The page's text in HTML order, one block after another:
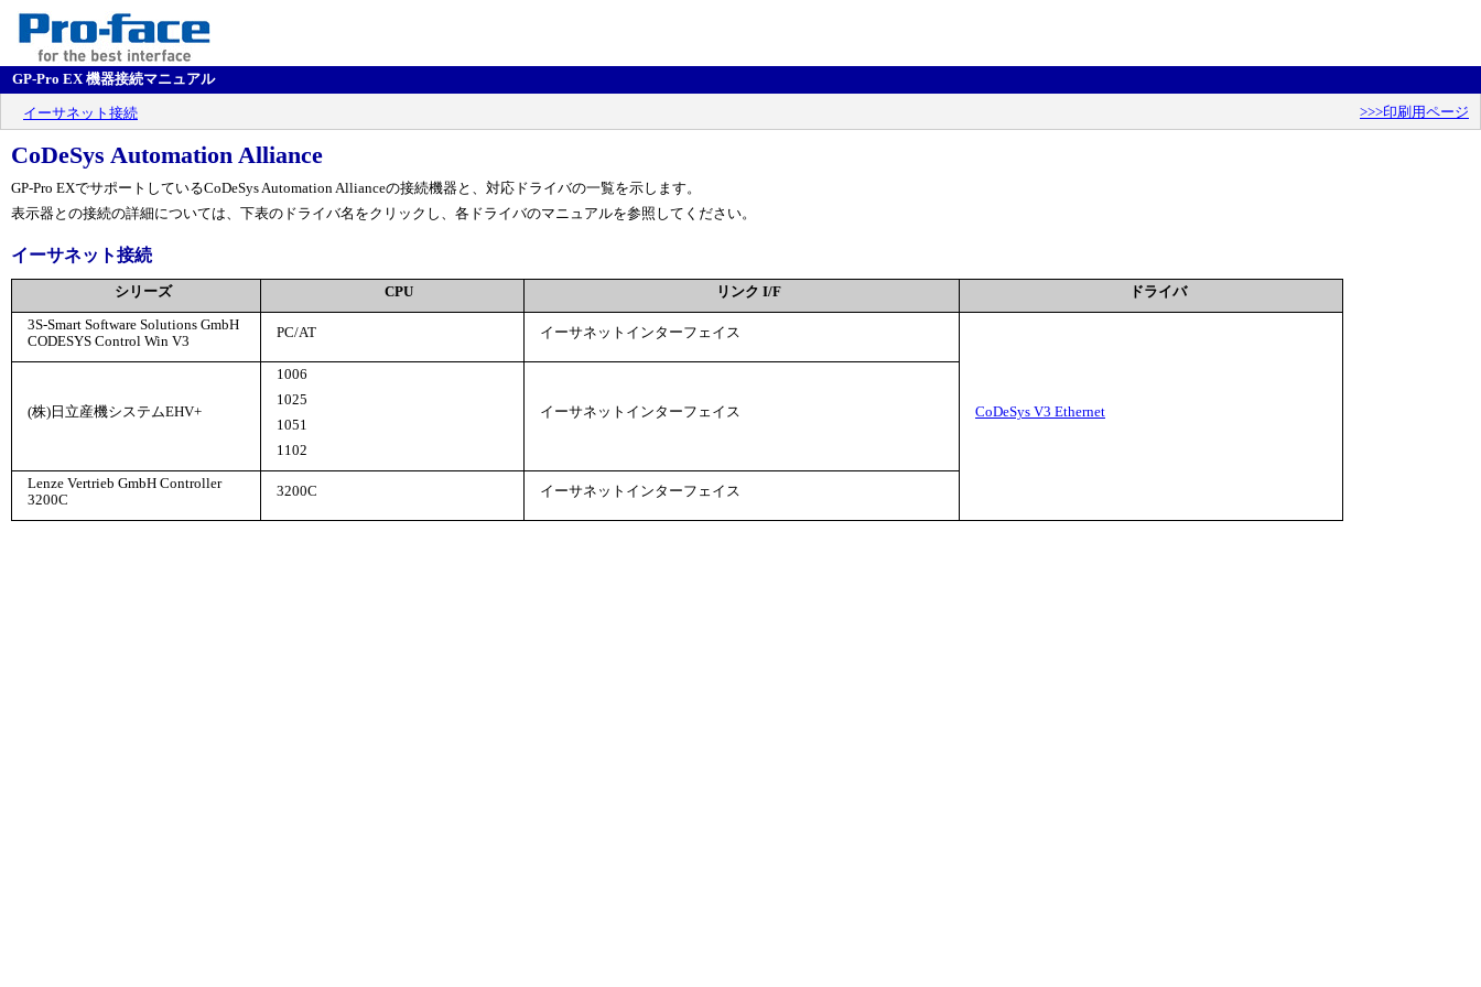
GP-Pro EX 機器接続マニュアル
イーサネット接続 >>>印刷用ページ
CoDeSys Automation Alliance
GP-Pro EXでサポートしているCoDeSys Automation Allianceの接続機器と、対応ドライバの一覧を示します。
表示器との接続の詳細については、下表のドライバ名をクリックし、各ドライバのマニュアルを参照してください。
イーサネット接続
シリーズ CPU リンク I/F ドライバ
3S-Smart Software Solutions GmbH
CODESYS Control Win V3
PC/AT イーサネットインターフェイス
CoDeSys V3 Ethernet
(株)日立産機システムEHV+
1006
1025
1051
1102
イーサネットインターフェイス
Lenze Vertrieb GmbH Controller
3200C
3200C イーサネットインターフェイス